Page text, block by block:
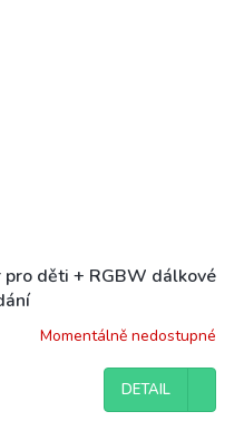
děti + RGBW dálkové
Momentálně nedostupné
DETAIL